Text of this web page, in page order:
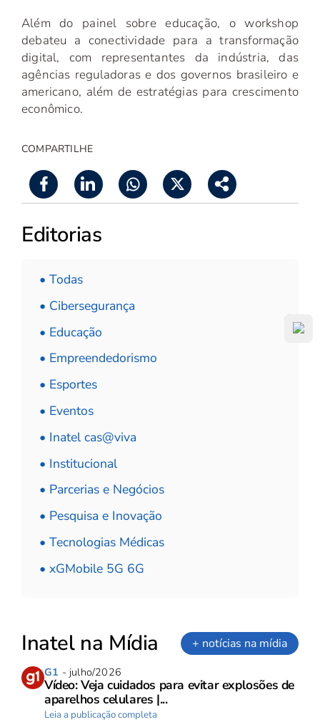
Além do painel sobre educação, o workshop
debateu a conectividade para a transformação
digital, com representantes da indústria, das
agências reguladoras e dos governos brasileiro e
americano, além de estratégias para crescimento
econômico.
COMPARTILHE
Editorias
• Todas
• Cibersegurança
• Educação
• Empreendedorismo
• Esportes
• Eventos
• Inatel cas@viva
• Institucional
• Parcerias e Negócios
• Pesquisa e Inovação
• Tecnologias Médicas
• xGMobile 5G 6G
Inatel na Mídia + notícias na mídia
G1 - julho/2026
Vídeo: Veja cuidados para evitar explosões de
aparelhos celulares |...
Leia a publicação completa